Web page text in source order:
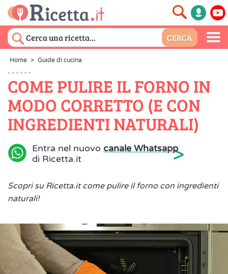
Home > Guide di cucina
COME PULIRE IL FORNO IN
MODO CORRETTO (E CON
INGREDIENTI NATURALI)
Entra nel nuovo canale Whatsapp
di Ricetta.it
>
Scopri su Ricetta.it come pulire il forno con ingredienti
naturali!